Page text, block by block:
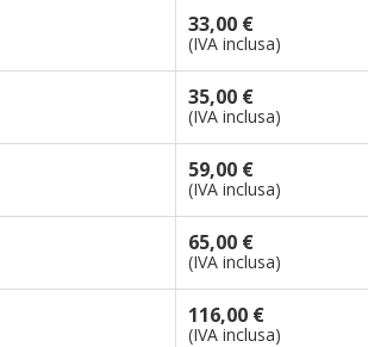
33,00 €
(IVA inclusa)
35,00 €
(IVA inclusa)
59,00 €
(IVA inclusa)
65,00 €
(IVA inclusa)
116,00 €
(IVA inclusa)